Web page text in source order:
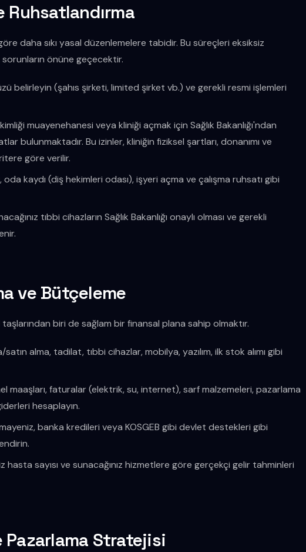
Ruhsatlandırma
daha sıkı yasal düzenlemelere tabidir. Bu süreçleri eksiksiz
önüne geçecektir.
belirleyin (şahıs şirketi, limited şirket vb.) ve gerekli resmi işlemleri
muayenehanesi veya kliniği açmak için Sağlık Bakanlığı'ndan
bulunmaktadır. Bu izinler, kliniğin fiziksel şartları, donanımı ve
göre verilir.
oda kaydı (diş hekimleri odası), işyeri açma ve çalışma ruhsatı gibi
tıbbi cihazların Sağlık Bakanlığı onaylı olması ve gerekli
ve Bütçeleme
biri de sağlam bir finansal plana sahip olmaktır.
satın alma, tadilat, tıbbi cihazlar, mobilya, yazılım, ilk stok alımı gibi
maaşları, faturalar (elektrik, su, internet), sarf malzemeleri, pazarlama
hesaplayın.
banka kredileri veya KOSGEB gibi devlet destekleri gibi
hasta sayısı ve sunacağınız hizmetlere göre gerçekçi gelir tahminleri
Stratejisi